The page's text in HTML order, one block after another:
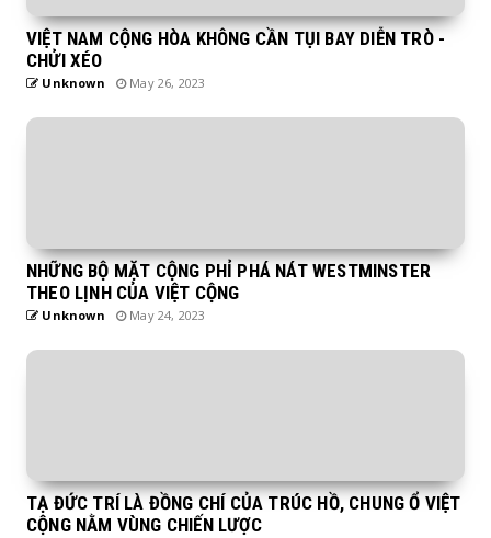
VIỆT NAM CỘNG HÒA KHÔNG CẦN TỤI BAY DIỄN TRÒ -
CHỬI XÉO
Unknown May 26, 2023
NHỮNG BỘ MẶT CỘNG PHỈ PHÁ NÁT WESTMINSTER
THEO LỊNH CỦA VIỆT CỘNG
Unknown May 24, 2023
TẠ ĐỨC TRÍ LÀ ĐỒNG CHÍ CỦA TRÚC HỒ, CHUNG Ổ VIỆT
CỘNG NẰM VÙNG CHIẾN LƯỢC